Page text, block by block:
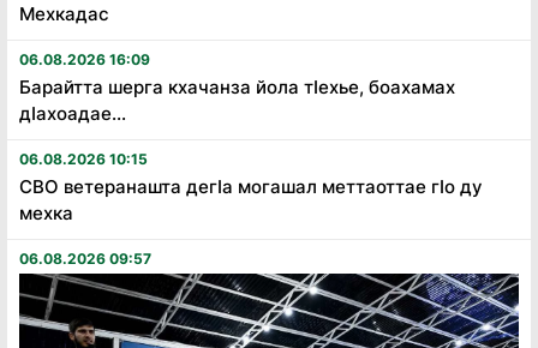
Мехкадас
06.08.2026 16:09
Барайтта шерга кхачанза йола тӏехье, боахамах
дӏахоадае...
06.08.2026 10:15
СВО ветеранашта дегӏа могашал меттаоттае гӏо ду
мехка
06.08.2026 09:57